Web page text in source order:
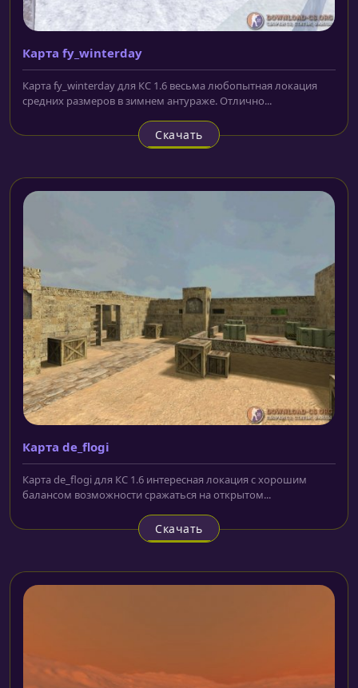
Карта fy_winterday
Карта fy_winterday для КС 1.6 весьма любопытная локация
средних размеров в зимнем антураже. Отлично...
Скачать
Карта de_flogi
Карта de_flogi для КС 1.6 интересная локация с хорошим
балансом возможности сражаться на открытом...
Скачать